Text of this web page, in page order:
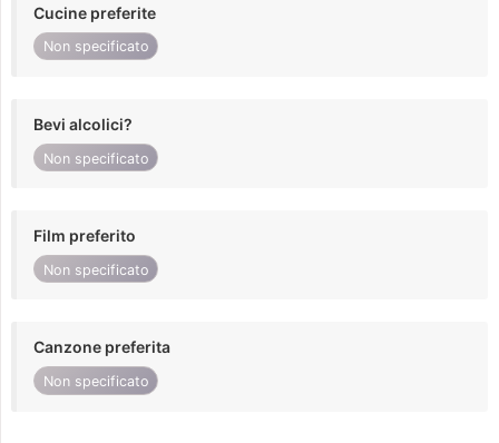
Cucine preferite
Non specificato
Bevi alcolici?
Non specificato
Film preferito
Non specificato
Canzone preferita
Non specificato